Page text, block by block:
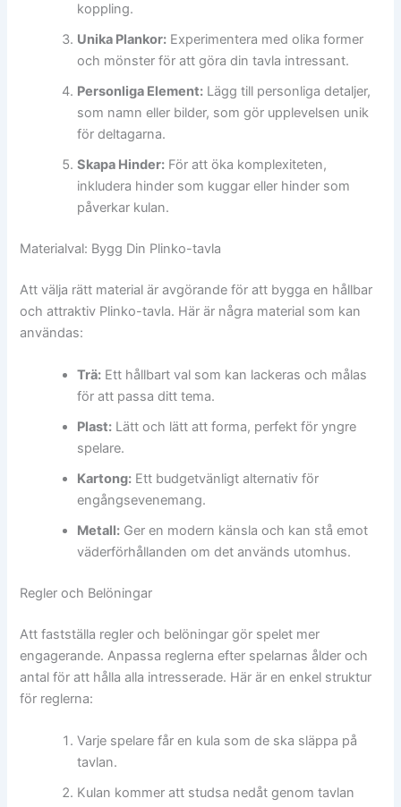
koppling.
Unika Plankor: Experimentera med olika former
och mönster för att göra din tavla intressant.
Personliga Element: Lägg till personliga detaljer,
som namn eller bilder, som gör upplevelsen unik
för deltagarna.
Skapa Hinder: För att öka komplexiteten,
inkludera hinder som kuggar eller hinder som
påverkar kulan.
Materialval: Bygg Din Plinko-tavla
Att välja rätt material är avgörande för att bygga en hållbar
och attraktiv Plinko-tavla. Här är några material som kan
användas:
Trä: Ett hållbart val som kan lackeras och målas
för att passa ditt tema.
Plast: Lätt och lätt att forma, perfekt för yngre
spelare.
Kartong: Ett budgetvänligt alternativ för
engångsevenemang.
Metall: Ger en modern känsla och kan stå emot
väderförhållanden om det används utomhus.
Regler och Belöningar
Att fastställa regler och belöningar gör spelet mer
engagerande. Anpassa reglerna efter spelarnas ålder och
antal för att hålla alla intresserade. Här är en enkel struktur
för reglerna:
Varje spelare får en kula som de ska släppa på
tavlan.
Kulan kommer att studsa nedåt genom tavlan